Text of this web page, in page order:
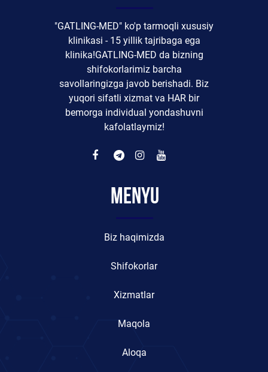
"GATLING-MED" ko'p tarmoqli xususiy
klinikasi - 15 yillik tajribaga ega
klinika!GATLING-MED da bizning
shifokorlarimiz barcha
savollaringizga javob berishadi. Biz
yuqori sifatli xizmat va HAR bir
bemorga individual yondashuvni
kafolatlaymiz!
Menyu
Biz haqimizda
Shifokorlar
Xizmatlar
Maqola
Aloqa